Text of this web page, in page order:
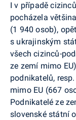
I v případě
pocházela
(1 940 osob),
s ukrajinským
všech cizinců-
ze zemí mimo
podnikatelů,
mimo EU (667
Podnikatelé ze
slovenské státní